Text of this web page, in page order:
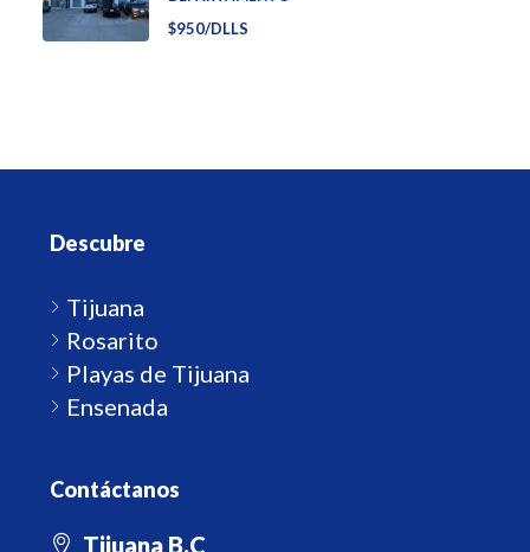
$950/DLLS
Descubre
Tijuana
Rosarito
Playas de Tijuana
Ensenada
Contáctanos
Tijuana B.C